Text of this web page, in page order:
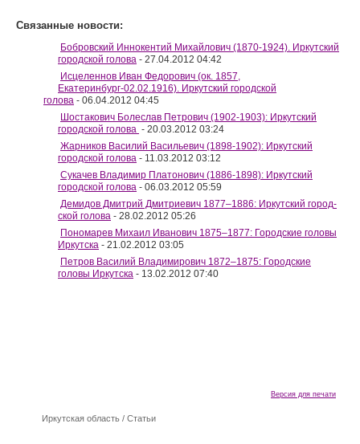
Связанные новости:
Бобровский Иннокентий Михайлович (1870-1924). Иркутский
городской голова - 27.04.2012 04:42
Исцеленнов Иван Федорович (ок. 1857,
Екатеринбург-02.02.1916). Иркутский городской
голова - 06.04.2012 04:45
Шостакович Болеслав Петрович (1902-1903): Иркутский
городской голова - 20.03.2012 03:24
Жарников Василий Васильевич (1898-1902): Иркут­ский
городской голова - 11.03.2012 03:12
Сукачев Владимир Платонович (1886-1898): Иркутский
городской голова - 06.03.2012 05:59
Демидов Дмитрий Дмитриевич 1877–1886: Иркутский город­
ской голова - 28.02.2012 05:26
Пономарев Михаил Иванович 1875–1877: Городские головы
Иркутска - 21.02.2012 03:05
Петров Василий Владимирович 1872–1875: Городские
головы Иркутска - 13.02.2012 07:40
Версия для печати
Иркутская область / Cтатьи